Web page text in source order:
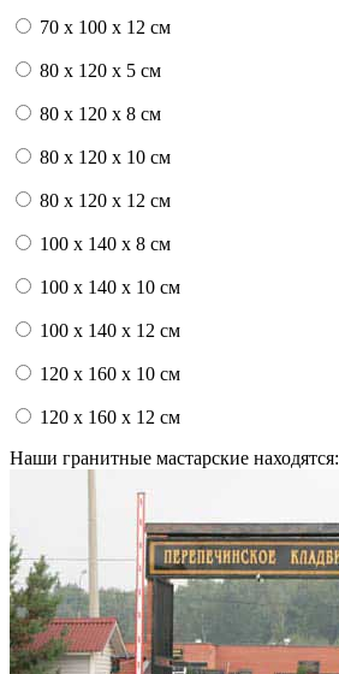
70 x 100 x 12 см
80 x 120 x 5 см
80 x 120 x 8 см
80 x 120 x 10 см
80 x 120 x 12 см
100 x 140 x 8 см
100 x 140 x 10 см
100 x 140 x 12 см
120 x 160 x 10 см
120 x 160 x 12 см
Наши гранитные мастарские находятся: